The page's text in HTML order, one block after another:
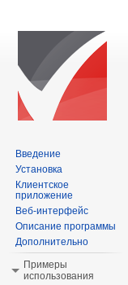
Введение
Установка
Клиентское
приложение
Веб-интерфейс
Описание программы
Дополнительно
Примеры
использования